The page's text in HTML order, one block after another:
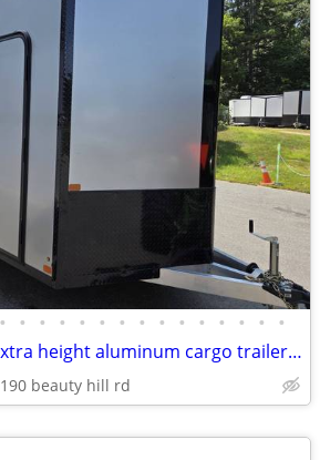
• • • • • • • • • • • • • • •
2026 7.5x16 Nitro extra height aluminum cargo trailers with spoiler
beauty hill rd